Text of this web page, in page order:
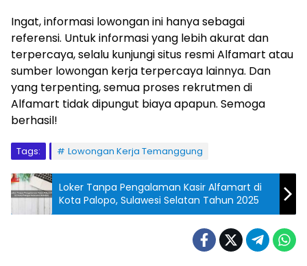
Ingat, informasi lowongan ini hanya sebagai
referensi. Untuk informasi yang lebih akurat dan
terpercaya, selalu kunjungi situs resmi Alfamart atau
sumber lowongan kerja terpercaya lainnya. Dan
yang terpenting, semua proses rekrutmen di
Alfamart tidak dipungut biaya apapun. Semoga
berhasil!
Tags: Lowongan Kerja Temanggung
Loker Tanpa Pengalaman Kasir Alfamart di
Kota Palopo, Sulawesi Selatan Tahun 2025